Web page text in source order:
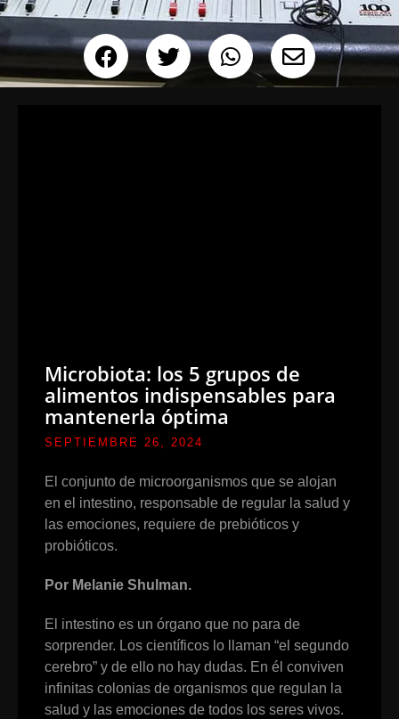
Microbiota: los 5 grupos de
alimentos indispensables para
mantenerla óptima
SEPTIEMBRE 26, 2024
El conjunto de microorganismos que se alojan
en el intestino, responsable de regular la salud y
las emociones, requiere de prebióticos y
probióticos.
Por Melanie Shulman.
El intestino es un órgano que no para de
sorprender. Los científicos lo llaman “el segundo
cerebro” y de ello no hay dudas. En él conviven
infinitas colonias de organismos que regulan la
salud y las emociones de todos los seres vivos.